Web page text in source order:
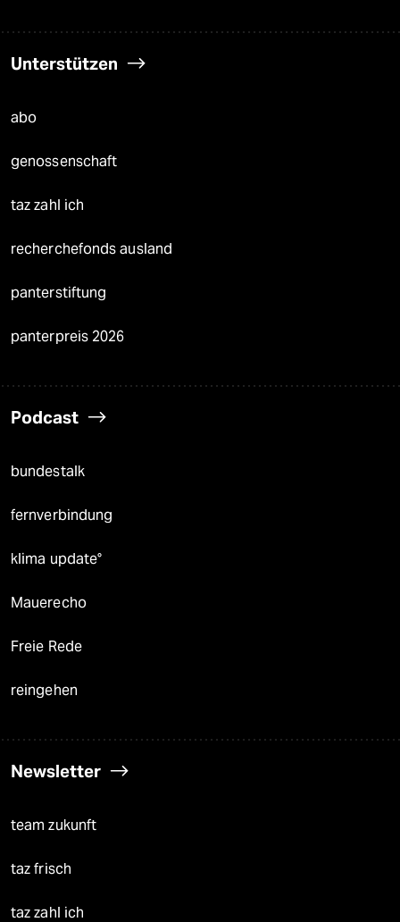
Unterstützen
abo
genossenschaft
taz zahl ich
recherchefonds ausland
panterstiftung
panterpreis 2026
Podcast
bundestalk
fernverbindung
klima update°
Mauerecho
Freie Rede
reingehen
Newsletter
team zukunft
taz frisch
taz zahl ich